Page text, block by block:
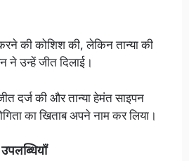
की कोशिश की, लेकिन तान्या की
उन्हें जीत दिलाई।
दर्ज की और तान्या हेमंत साइपन
का खिताब अपने नाम कर लिया।